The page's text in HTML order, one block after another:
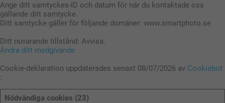
Ange ditt samtyckes-ID och datum för när du kontaktade oss
gällande ditt samtycke.
Ditt samtycke gäller för följande domäner: www.smartphoto.se
Ditt nuvarande tillstånd: Avvisa.
Ändra ditt medgivande
Cookie-deklaration uppdaterades senast 08/07/2026 av Cookiebot
:
Nödvändiga cookies (23)